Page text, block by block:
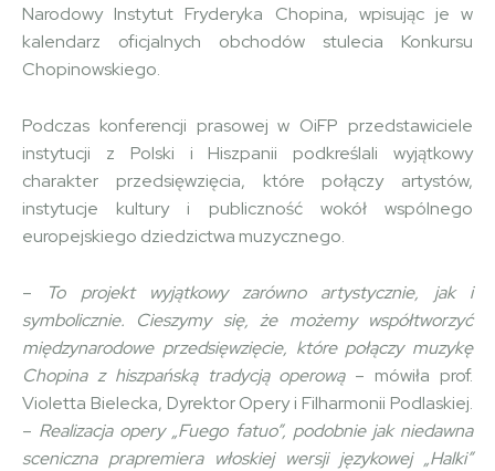
Narodowy Instytut Fryderyka Chopina, wpisując je w
kalendarz oficjalnych obchodów stulecia Konkursu
Chopinowskiego.
Podczas konferencji prasowej w OiFP przedstawiciele
instytucji z Polski i Hiszpanii podkreślali wyjątkowy
charakter przedsięwzięcia, które połączy artystów,
instytucje kultury i publiczność wokół wspólnego
europejskiego dziedzictwa muzycznego.
–
To projekt wyjątkowy zarówno artystycznie, jak i
symbolicznie. Cieszymy się, że możemy współtworzyć
międzynarodowe przedsięwzięcie, które połączy muzykę
Chopina z hiszpańską tradycją operową– mówiła prof.
Violetta Bielecka, Dyrektor Opery i Filharmonii Podlaskiej.
– Realizacja opery „Fuego fatuo”, podobnie jak niedawna
sceniczna prapremiera włoskiej wersji językowej „Halki”